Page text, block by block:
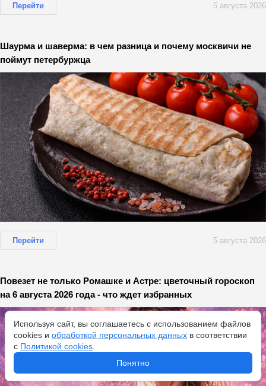
Перейти 5 августа 2026
Шаурма и шаверма: в чем разница и почему москвичи не
поймут петербуржца
Перейти 5 августа 2026
Повезет не только Ромашке и Астре: цветочный гороскоп
на 6 августа 2026 года - что ждет избранных
Используя сайт, вы соглашаетесь с использованием файлов
cookies и обработкой персональных данных в соответствии
с Политикой cookies
Понятно